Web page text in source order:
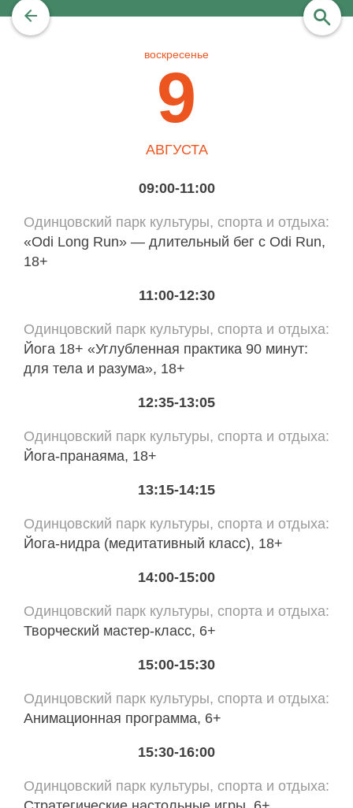
воскресенье
9
АВГУСТА
09:00-11:00
Одинцовский парк культуры, спорта и отдыха
«Odi Long Run» — длительный бег с Odi Run,
18+
11:00-12:30
Одинцовский парк культуры, спорта и отдыха
Йога 18+ «Углубленная практика 90 минут:
для тела и разума», 18+
12:35-13:05
Одинцовский парк культуры, спорта и отдыха
Йога-пранаяма, 18+
13:15-14:15
Одинцовский парк культуры, спорта и отдыха
Йога-нидра (медитативный класс), 18+
14:00-15:00
Одинцовский парк культуры, спорта и отдыха
Творческий мастер-класс, 6+
15:00-15:30
Одинцовский парк культуры, спорта и отдыха
Анимационная программа, 6+
15:30-16:00
Одинцовский парк культуры, спорта и отдыха